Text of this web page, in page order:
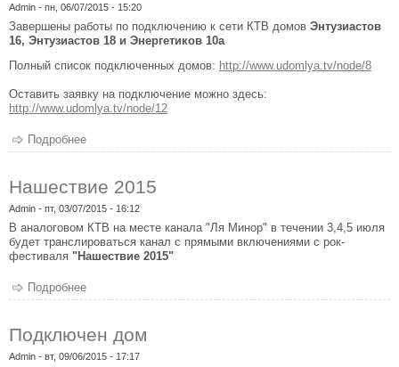
Admin - пн, 06/07/2015 - 15:20
Завершены работы по подключению к сети КТВ домов Энтузиастов
16, Энтузиастов 18 и Энергетиков 10а
Полный список подключенных домов: http://www.udomlya.tv/node/8
Оставить заявку на подключение можно здесь:
http://www.udomlya.tv/node/12
Подробнее
Нашествие 2015
Admin - пт, 03/07/2015 - 16:12
В аналоговом КТВ на месте канала "Ля Минор" в течении 3,4,5 июля
будет транслироваться канал с прямыми включениями с рок-
фестиваля "Нашествие 2015"
Подробнее
Подключен дом
Admin - вт, 09/06/2015 - 17:17